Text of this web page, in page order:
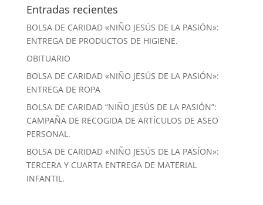
Entradas recientes
BOLSA DE CARIDAD «NIÑO JESÚS DE LA PASIÓN»:
ENTREGA DE PRODUCTOS DE HIGIENE.
OBITUARIO
BOLSA DE CARIDAD «NIÑO JESÚS DE LA PASIÓN»:
ENTREGA DE ROPA
BOLSA DE CARIDAD “NIÑO JESÚS DE LA PASIÓN”:
CAMPAÑA DE RECOGIDA DE ARTÍCULOS DE ASEO
PERSONAL.
BOLSA DE CARIDAD «NIÑO JESÚS DE LA PASÍON»:
TERCERA Y CUARTA ENTREGA DE MATERIAL
INFANTIL.